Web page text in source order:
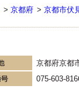
> 京都府 > 京都市伏
京都府京都
075-603-